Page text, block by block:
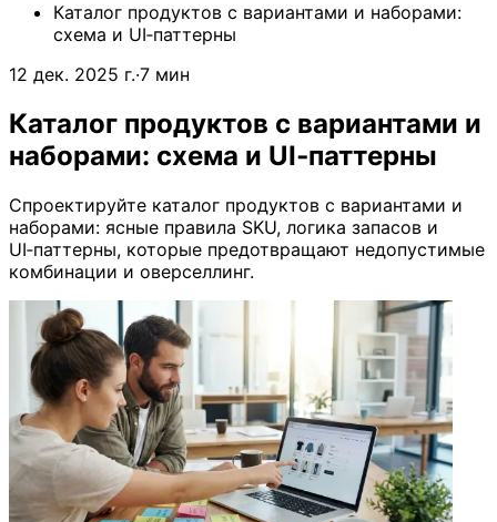
Каталог продуктов с вариантами и наборами:
схема и UI‑паттерны
12 дек. 2025 г.·7 мин
Каталог продуктов с вариантами и
наборами: схема и UI‑паттерны
Спроектируйте каталог продуктов с вариантами и
наборами: ясные правила SKU, логика запасов и
UI‑паттерны, которые предотвращают недопустимые
комбинации и оверселлинг.